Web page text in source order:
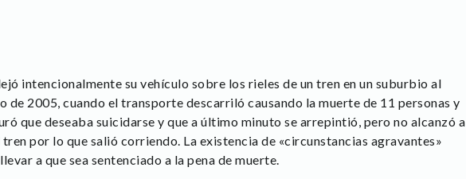
intencionalmente su vehículo sobre los rieles de un tren en un suburbio al
de 2005, cuando el transporte descarriló causando la muerte de 11 personas y
que deseaba suicidarse y que a último minuto se arrepintió, pero no alcanzó a
por lo que salió corriendo. La existencia de «circunstancias agravantes»
a que sea sentenciado a la pena de muerte.